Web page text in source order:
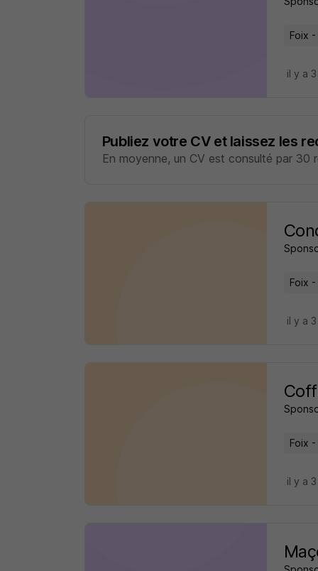
Foix
il y a
Publiez votre CV et laissez les
En moyenne, un CV est consulté par 30
Foix
il y a
Foix
il y a